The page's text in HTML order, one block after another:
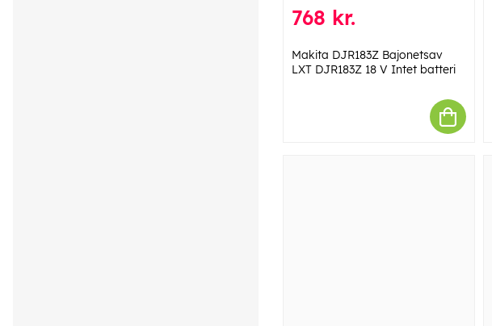
768 kr.
Makita DJR183Z Bajonetsav
LXT DJR183Z 18 V Intet batteri